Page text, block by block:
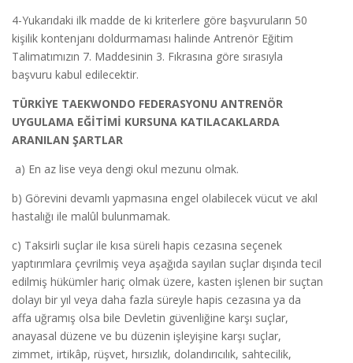
4-Yukarıdaki ilk madde de ki kriterlere göre başvuruların 50
kişilik kontenjanı doldurmaması halinde Antrenör Eğitim
Talimatımızın 7. Maddesinin 3. Fıkrasına göre sırasıyla
başvuru kabul edilecektir.
TÜRKİYE TAEKWONDO FEDERASYONU ANTRENÖR
UYGULAMA EĞİTİMİ KURSUNA KATILACAKLARDA
ARANILAN ŞARTLAR
a) En az lise veya dengi okul mezunu olmak.
b) Görevini devamlı yapmasına engel olabilecek vücut ve akıl
hastalığı ile malûl bulunmamak.
c) Taksirli suçlar ile kısa süreli hapis cezasına seçenek
yaptırımlara çevrilmiş veya aşağıda sayılan suçlar dışında tecil
edilmiş hükümler hariç olmak üzere, kasten işlenen bir suçtan
dolayı bir yıl veya daha fazla süreyle hapis cezasına ya da
affa uğramış olsa bile Devletin güvenliğine karşı suçlar,
anayasal düzene ve bu düzenin işleyişine karşı suçlar,
zimmet, irtikâp, rüşvet, hırsızlık, dolandırıcılık, sahtecilik,